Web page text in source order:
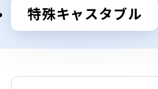
特殊キャスタブル